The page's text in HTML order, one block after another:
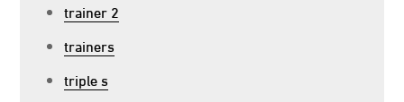
trainer 2
trainers
triple s